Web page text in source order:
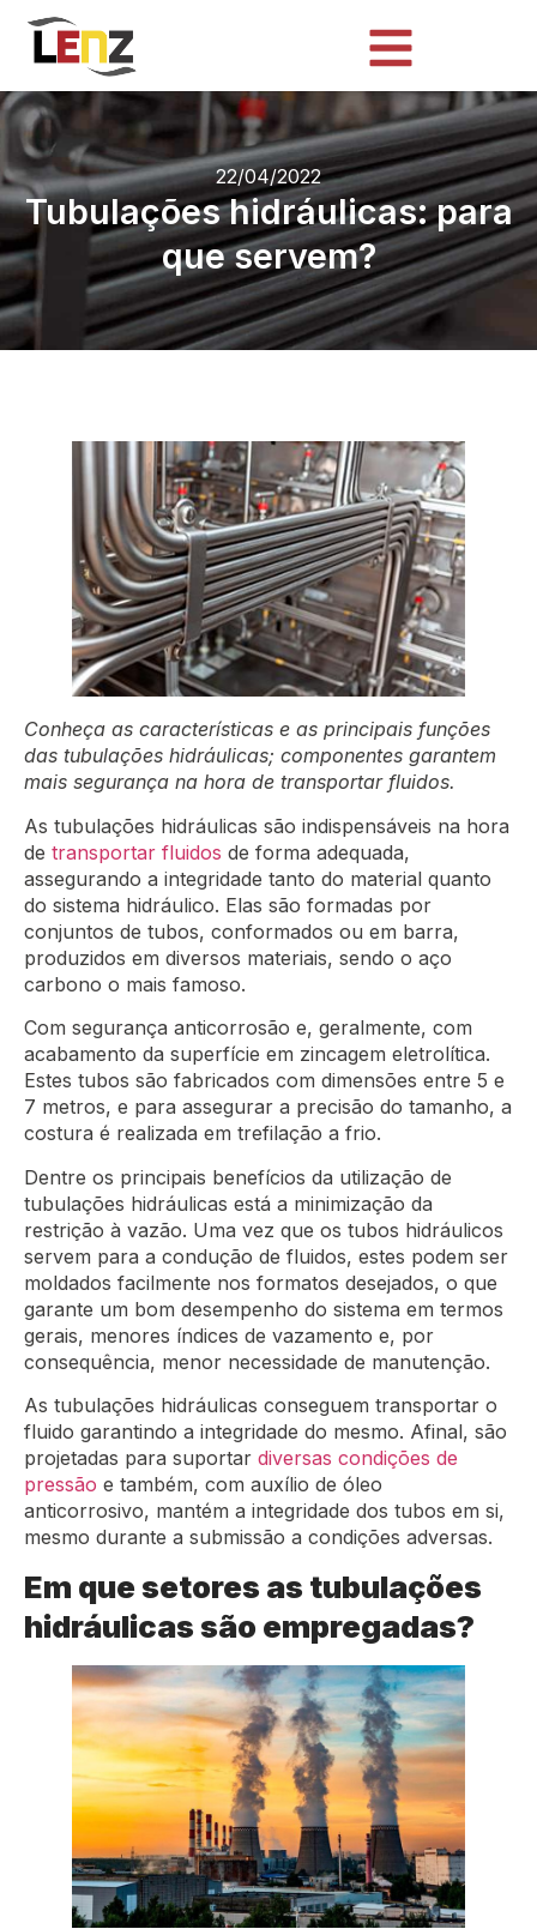
22/04/2022
Tubulações hidráulicas: para
que servem?
Conheça as características e as principais funções
das tubulações hidráulicas; componentes garantem
mais segurança na hora de transportar fluidos.
As tubulações hidráulicas são indispensáveis na hora
de transportar fluidos de forma adequada,
assegurando a integridade tanto do material quanto
do sistema hidráulico. Elas são formadas por
conjuntos de tubos, conformados ou em barra,
produzidos em diversos materiais, sendo o aço
carbono o mais famoso.
Com segurança anticorrosão e, geralmente, com
acabamento da superfície em zincagem eletrolítica.
Estes tubos são fabricados com dimensões entre 5 e
7 metros, e para assegurar a precisão do tamanho, a
costura é realizada em trefilação a frio.
Dentre os principais benefícios da utilização de
tubulações hidráulicas está a minimização da
restrição à vazão. Uma vez que os tubos hidráulicos
servem para a condução de fluidos, estes podem ser
moldados facilmente nos formatos desejados, o que
garante um bom desempenho do sistema em termos
gerais, menores índices de vazamento e, por
consequência, menor necessidade de manutenção.
As tubulações hidráulicas conseguem transportar o
fluido garantindo a integridade do mesmo. Afinal, são
projetadas para suportar diversas condições de
pressão e também, com auxílio de óleo
anticorrosivo, mantém a integridade dos tubos em si,
mesmo durante a submissão a condições adversas.
Em que setores as tubulações
hidráulicas são empregadas?